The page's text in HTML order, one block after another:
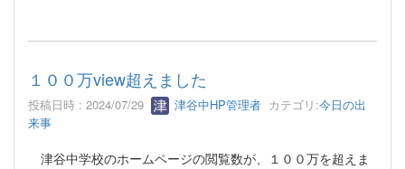
１００万view超えました
投稿日時 : 2024/07/29 津谷中HP管理者 カテゴリ:今日の出
来事
津谷中学校のホームページの閲覧数が、１００万を超えま